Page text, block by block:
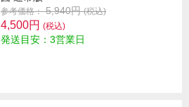
参考価格： 5,940円(税込)
4,500円 (税込)
発送目安：3営業日